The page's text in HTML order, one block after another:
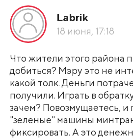
Labrik
18 июня, 17:18
Что жители этого района
добиться? Мэру это не
какой толк. Деньги
получили. Играть в
зачем? Повозмущаетесь,
"зеленые" машины
фиксировать. А это